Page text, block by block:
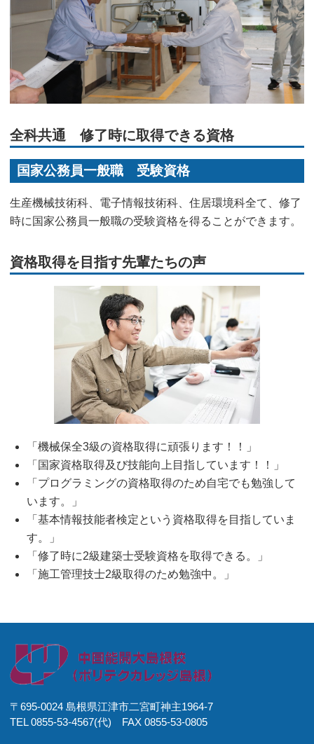
全科共通 修了時に取得できる資格
国家公務員一般職 受験資格
生産機械技術科、電子情報技術科、住居環境科全て、修了
時に国家公務員一般職の受験資格を得ることができます。
資格取得を目指す先輩たちの声
「機械保全3級の資格取得に頑張ります！！」
「国家資格取得及び技能向上目指しています！！」
「プログラミングの資格取得のため自宅でも勉強して
います。」
「基本情報技能者検定という資格取得を目指していま
す。」
「修了時に2級建築士受験資格を取得できる。」
「施工管理技士2級取得のため勉強中。」
〒695-0024 島根県江津市二宮町神主1964-7
TEL 0855-53-4567(代) FAX 0855-53-0805